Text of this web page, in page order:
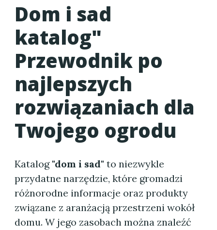
Dom i sad
katalog"
Przewodnik po
najlepszych
rozwiązaniach dla
Twojego ogrodu
Katalog "dom i sad" to niezwykle
przydatne narzędzie, które gromadzi
różnorodne informacje oraz produkty
związane z aranżacją przestrzeni wokół
domu. W jego zasobach można znaleźć